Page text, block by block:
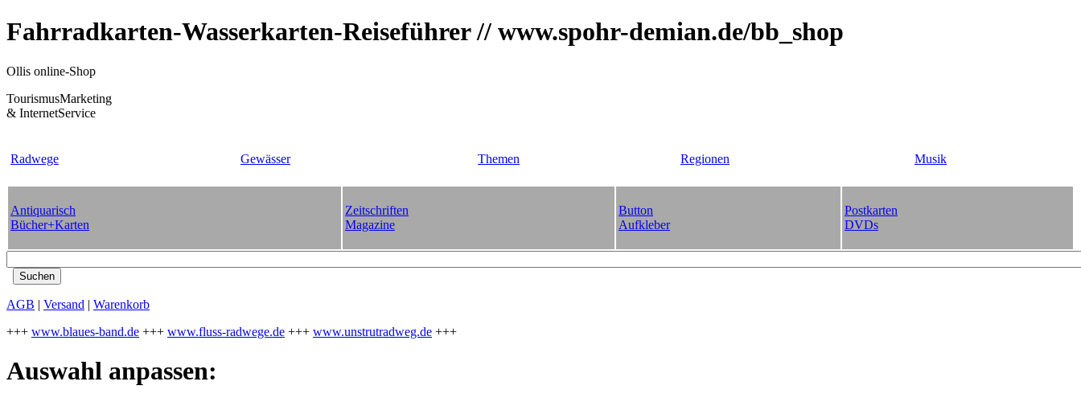
Fahrradkarten-Wasserkarten-Reiseführer // www.spohr-demian.de/bb_shop
Ollis online-Shop
TourismusMarketing
& InternetService
Radwege Gewässer Themen Regionen Musik
Antiquarisch
Bücher+Karten
Zeitschriften
Magazine
Button
Aufkleber
Postkarten
DVDs
AGB | Versand | Warenkorb
+++ www.blaues-band.de +++ www.fluss-radwege.de +++ www.unstrutradweg.de +++
Auswahl anpassen: